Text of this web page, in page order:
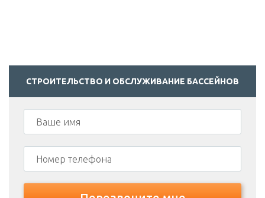
СТРОИТЕЛЬСТВО И ОБСЛУЖИВАНИЕ БАССЕЙНОВ